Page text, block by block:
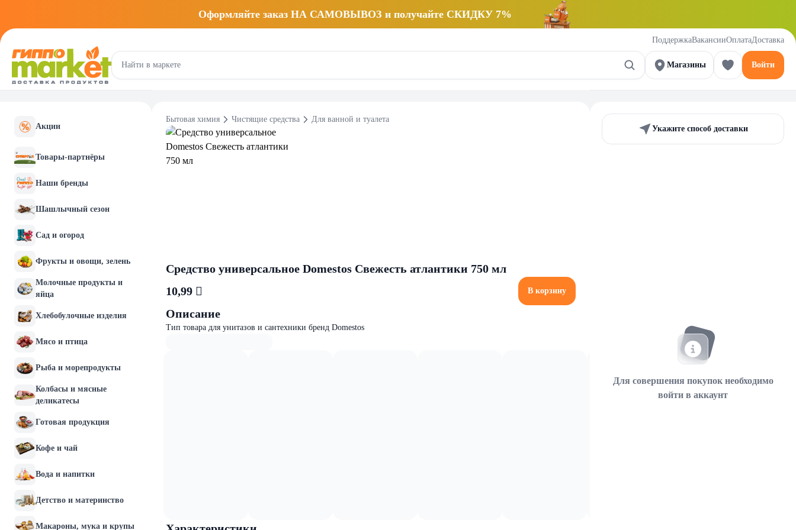
Оформляйте заказ НА САМОВЫВОЗ и получайте СКИДКУ 7%
ПоддержкаВакансииОплатаДоставка
Магазины Войти
Акции
Товары-партнёры
Наши бренды
Шашлычный сезон
Сад и огород
Фрукты и овощи, зелень
Молочные продукты и
яйца
Хлебобулочные изделия
Мясо и птица
Рыба и морепродукты
Колбасы и мясные
деликатесы
Готовая продукция
Кофе и чай
Вода и напитки
Детство и материнство
Макароны, мука и крупы
Бытовая химия Чистящие средства Для ванной и туалета
Средство универсальное Domestos Свежесть атлантики 750 мл
10,99 
В корзину
Описание
Тип товара для унитазов и сантехники бренд Domestos
Укажите способ доставки
Для совершения покупок необходимо
войти в аккаунт